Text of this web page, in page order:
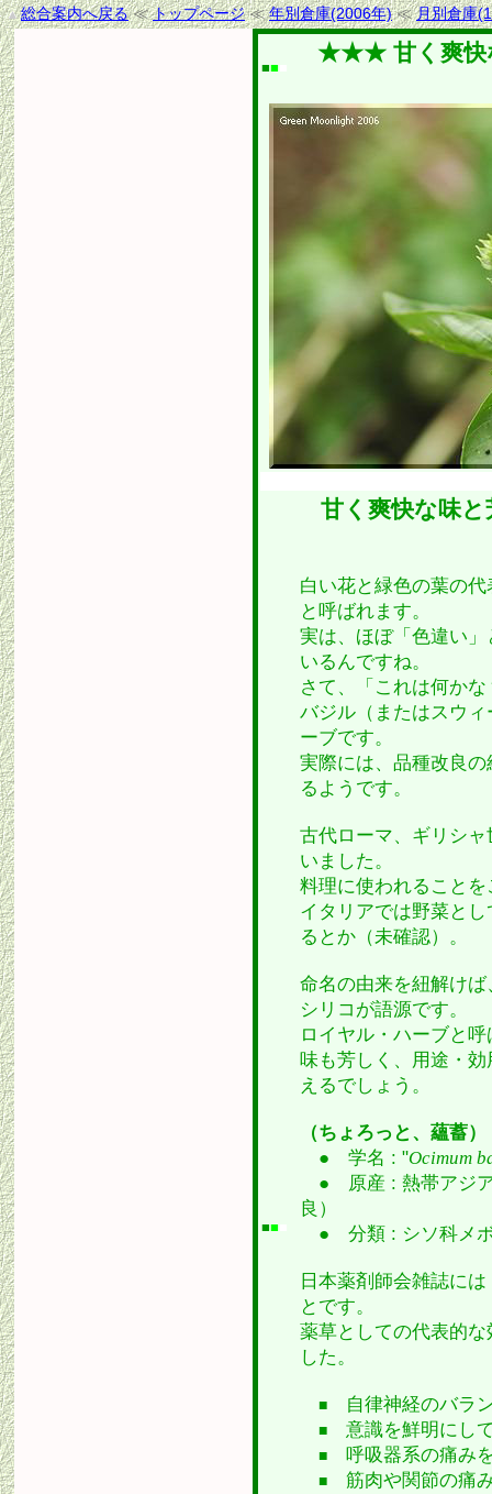
総合案内へ戻る≪トップページ≪年別倉庫(2006年)≪月別倉庫
■■
★★★ 甘く爽快
■■
甘く爽快な味
白い花と緑色の葉の
と呼ばれます。
実は、ほぼ「色違い
いるんですね。
さて、「これは何かな
バジル（またはスウ
ーブです。
実際には、品種改良
るようです。
古代ローマ、ギリシ
いました。
料理に使われること
イタリアでは野菜と
るとか（未確認）。
命名の由来を紐解け
シリコが語源です。
ロイヤル・ハーブと
味も芳しく、用途・
えるでしょう。
（ちょろっと、蘊蓄）
● 学名 : "Ocimum
● 原産 : 熱帯アジア
良）
● 分類 : シソ科メボ
日本薬剤師会雑誌に
とです。
薬草としての代表的
した。
■ 自律神経のバラ
■ 意識を鮮明にし
■ 呼吸器系の痛み
■ 筋肉や関節の痛